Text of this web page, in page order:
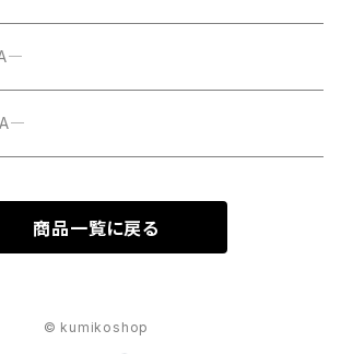
商品一覧に戻る
© kumikoshop